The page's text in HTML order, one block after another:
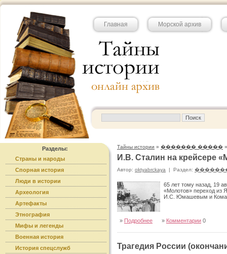
Главная Морской архив
Разделы:
Страны и народы
Спорная история
Люди в истории
Археология
Артефакты
Этнография
Мифы и легенды
Военная история
История спецслужб
Тайны истории » ������� �����
И.В. Сталин на крейсере
Автор: oktyabrckaya | Раздел:
65 лет тому назад, 19
«Молотов» переход из
И.С. Юмашевым и
» Подробнее » Комментарии 0
Трагедия России